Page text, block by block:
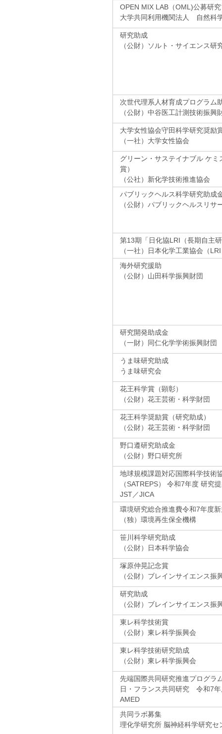
OPEN MIX LAB（OML)公募研
大学共同利用機関法人 自然科
研究助成
（公財）ソルト・サイエンス研
次世代理系人材育成プログラム
（公財）中谷医工計測技術振興
大学女性協会守田科学研究奨励
（一社）大学女性協会
グリーン・サステイナブル ケミ
賞）
（公社）新化学技術推進協会
パブリックヘルス科学研究助成
（公財）パブリックヘルスリサ
第13期「日化協LRI（長期自主
（一社）日本化学工業協会（
海外研究援助
（公財）山田科学振興財団
研究開発助成金
（一財）同仁化学学術振興財団
うま味研究助成
うま味研究会
花王科学賞（顕彰）
（公財）花王芸術・科学財団
花王科学奨励賞（研究助成）
（公財）花王芸術・科学財団
野口遵研究助成金
（公財）野口研究所
地球規模課題対応国際科学技術
（SATREPS） 令和7年度 研究
JST／JICA
環境研究総合推進費令和7年度
（独）環境再生保全機構
笹川科学研究助成
（公財）日本科学協会
塚原仲晃記念賞
（公財）ブレインサイエンス振
研究助成
（公財）ブレインサイエンス振
東レ科学技術賞
（公財）東レ科学振興会
東レ科学技術研究助成
（公財）東レ科学振興会
先端国際共同研究推進プログラ
日・フランス共同研究 令和7年
AMED
共同ラボ募集
理化学研究所 脳神経科学研究セ